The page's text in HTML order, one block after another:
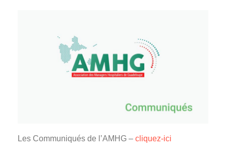
Les Communiqués de l’AMHG – cliquez-ici